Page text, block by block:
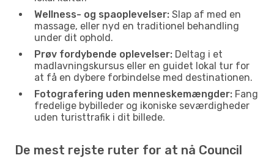
Wellness- og spaoplevelser: Slap af med en
massage, eller nyd en traditionel behandling
under dit ophold.
Prøv fordybende oplevelser: Deltag i et
madlavningskursus eller en guidet lokal tur for
at få en dybere forbindelse med destinationen.
Fotografering uden menneskemængder: Fang
fredelige bybilleder og ikoniske seværdigheder
uden turisttrafik i dit billede.
De mest rejste ruter for at nå Council